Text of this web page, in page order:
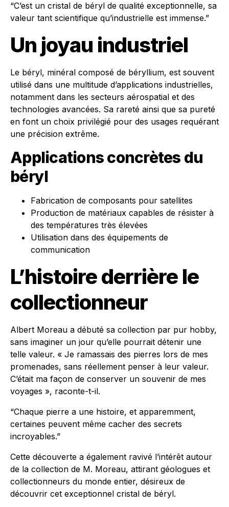
“C’est un cristal de béryl de qualité exceptionnelle, sa
valeur tant scientifique qu’industrielle est immense.”
Un joyau industriel
Le béryl, minéral composé de béryllium, est souvent
utilisé dans une multitude d’applications industrielles,
notamment dans les secteurs aérospatial et des
technologies avancées. Sa rareté ainsi que sa pureté
en font un choix privilégié pour des usages requérant
une précision extrême.
Applications concrètes du
béryl
Fabrication de composants pour satellites
Production de matériaux capables de résister à
des températures très élevées
Utilisation dans des équipements de
communication
L’histoire derrière le
collectionneur
Albert Moreau a débuté sa collection par pur hobby,
sans imaginer un jour qu’elle pourrait détenir une
telle valeur. « Je ramassais des pierres lors de mes
promenades, sans réellement penser à leur valeur.
C’était ma façon de conserver un souvenir de mes
voyages », raconte-t-il.
“Chaque pierre a une histoire, et apparemment,
certaines peuvent même cacher des secrets
incroyables.”
Cette découverte a également ravivé l’intérêt autour
de la collection de M. Moreau, attirant géologues et
collectionneurs du monde entier, désireux de
découvrir cet exceptionnel cristal de béryl.